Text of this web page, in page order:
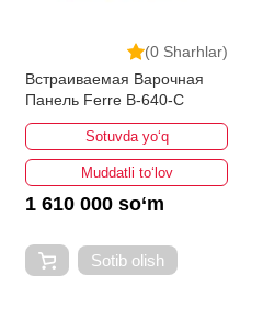
(0 Sharhlar)
Встраиваемая Варочная
Панель Ferre B-640-C
Sotuvda yo‘q
Muddatli to‘lov
1 610 000 so‘m
Sotib olish